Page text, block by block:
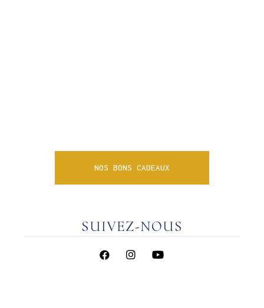
NOS BONS CADEAUX
SUIVEZ-NOUS